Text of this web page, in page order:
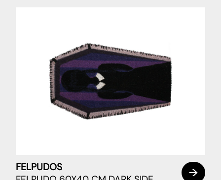
FELPUDOS